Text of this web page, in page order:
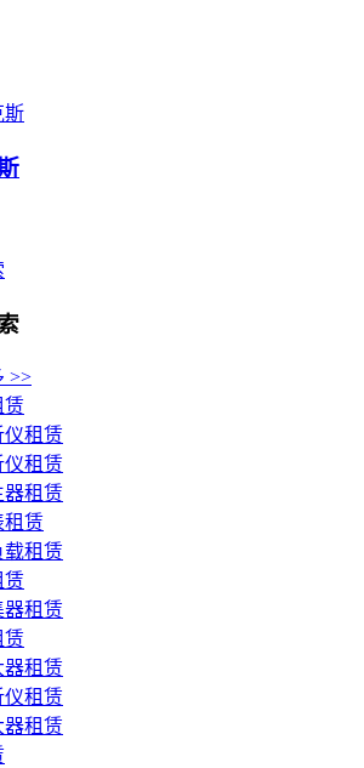
>>
赁
仪租赁
仪租赁
器租赁
租赁
载租赁
赁
器租赁
赁
器租赁
仪租赁
器租赁